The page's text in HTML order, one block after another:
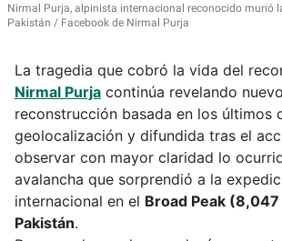
Nirmal Purja, alpinista internacional reconocido murió
Pakistán
Facebook de Nirmal Purja
La tragedia que cobró la vida del
Nirmal Purja continúa revelando
reconstrucción basada en los últimos
geolocalización y difundida tras el
observar con mayor claridad lo
avalancha que sorprendió a la
internacional en el Broad Peak
Pakistán.